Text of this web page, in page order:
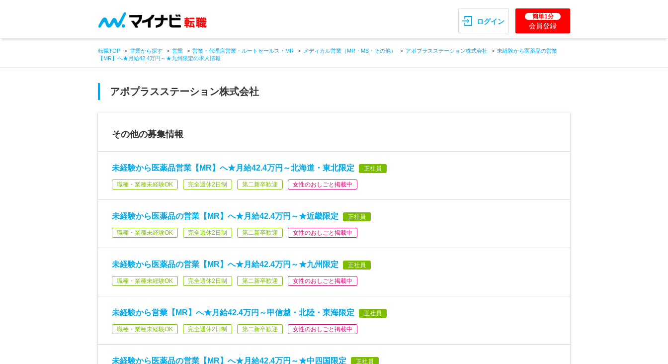
ログイン
簡単1分
会員登録
転職TOP 営業から探す 営業 営業・代理店営業・ルートセールス・MR メディカル営業（MR・MS・その他） アポプラスステーション株式会社
未経験から医薬品の営業
【MR】へ★月給42.4万円～★九州限定の求人情報
アポプラスステーション株式会社
その他の募集情報
未経験から医薬品営業【MR】へ★月給42.4万円～北海道・東北限定 正社員
職種・業種未経験OK 完全週休2日制 第二新卒歓迎 女性のおしごと掲載中
未経験から医薬品の営業【MR】へ★月給42.4万円～★近畿限定 正社員
職種・業種未経験OK 完全週休2日制 第二新卒歓迎 女性のおしごと掲載中
未経験から医薬品の営業【MR】へ★月給42.4万円～★九州限定 正社員
職種・業種未経験OK 完全週休2日制 第二新卒歓迎 女性のおしごと掲載中
未経験から営業【MR】へ★月給42.4万円～甲信越・北陸・東海限定 正社員
職種・業種未経験OK 完全週休2日制 第二新卒歓迎 女性のおしごと掲載中
未経験から医薬品の営業【MR】へ★月給42.4万円～★中四国限定 正社員